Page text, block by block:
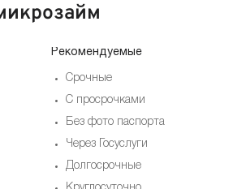
Рекомендуемые
Срочные
С просрочками
Без фото паспорта
Через Госуслуги
Долгосрочные